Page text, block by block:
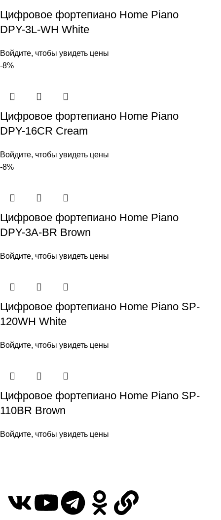
Цифровое фортепиано Home Piano
DPY-3L-WH White
Войдите, чтобы увидеть цены
-8%
Цифровое фортепиано Home Piano
DPY-16CR Cream
Войдите, чтобы увидеть цены
-8%
Цифровое фортепиано Home Piano
DPY-3A-BR Brown
Войдите, чтобы увидеть цены
Цифровое фортепиано Home Piano SP-
120WH White
Войдите, чтобы увидеть цены
Цифровое фортепиано Home Piano SP-
110BR Brown
Войдите, чтобы увидеть цены